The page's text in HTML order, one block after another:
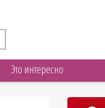
Это интересно